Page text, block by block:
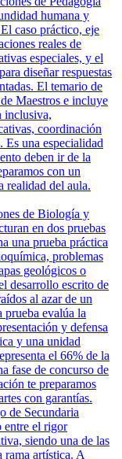
humana y
caso práctico, eje
reales de
especiales, y el
diseñar respuestas
El temario de
Maestros e incluye
inclusiva,
coordinación
Es una especialidad
deben ir de la
con un
realidad del aula.
de Biología y
en dos pruebas
una prueba práctica
problemas
geológicos o
desarrollo escrito de
al azar de un
prueba evalúa la
y defensa
y una unidad
el 66% de la
fase de concurso de
te preparamos
con garantías.
de Secundaria
entre el rigor
siendo una de las
rama artística. A